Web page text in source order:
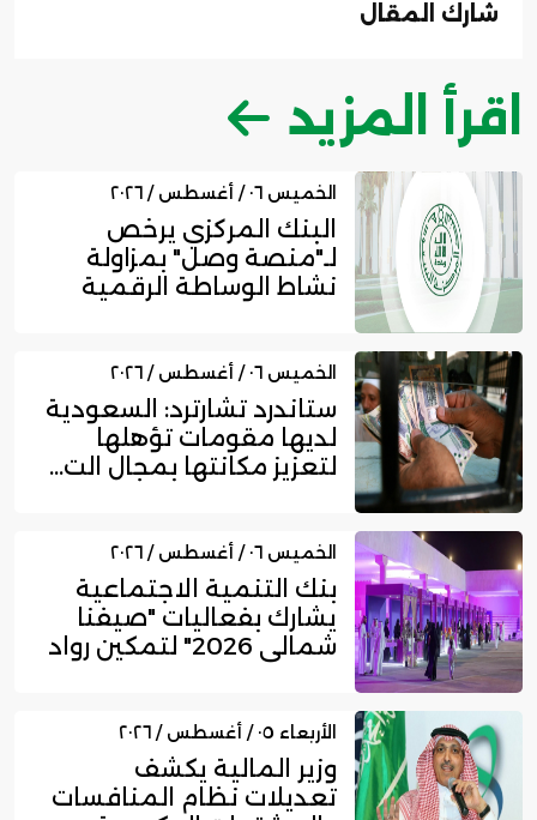
شارك المقال
اقرأ المزيد
الخميس ٠٦ / أغسطس / ٢٠٢٦
البنك المركزي يرخص
لـ"منصة وصل" بمزاولة
نشاط الوساطة الرقمية
الخميس ٠٦ / أغسطس / ٢٠٢٦
ستاندرد تشارترد: السعودية
لديها مقومات تؤهلها
لتعزيز مكانتها بمجال الت...
الخميس ٠٦ / أغسطس / ٢٠٢٦
بنك التنمية الاجتماعية
يشارك بفعاليات "صيفنا
شمالي 2026" لتمكين رواد
الأربعاء ٠٥ / أغسطس / ٢٠٢٦
وزير المالية يكشف
تعديلات نظام المنافسات